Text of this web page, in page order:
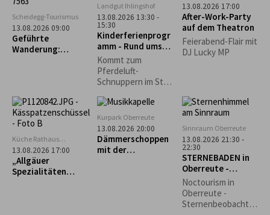
Gesellschaft
getragen.
Nachthimmel und
entdecken die
Schönheiten des
Nachthimmels.
Scheidegg-Tourismus
13.08.2026 09:00
Geführte
Wanderung:
Landgut Ihlingshof
13.08.2026 13:30 -
15:30
Kinderferienprogr
amm - Rund ums
Pferd -
AUSGEBUCHT!
Kommt zum
Pferdeluft-
Schnuppern im Stall
Schwärzler auf dem
Ihlingshof. Bitte
Getränk mitbringen!
Scheidegg
13.08.2026 17:00
After-Work-Party
auf dem Theatron
Feierabend-Flair mit
DJ Lucky MP
Küche Rathaus
Scheidegg
13.08.2026 17:00
„Allgäuer
Spezialitäten
Kurpark Oberreute
13.08.2026 20:00
Dämmerschoppen
mit der
Sinnraum Oberreute
13.08.2026 21:30 -
22:30
STERNEBADEN in
Oberreute -
Perseiden-
Beobachtung
Noctourism in
Oberreute -
Sternenbeobachtu